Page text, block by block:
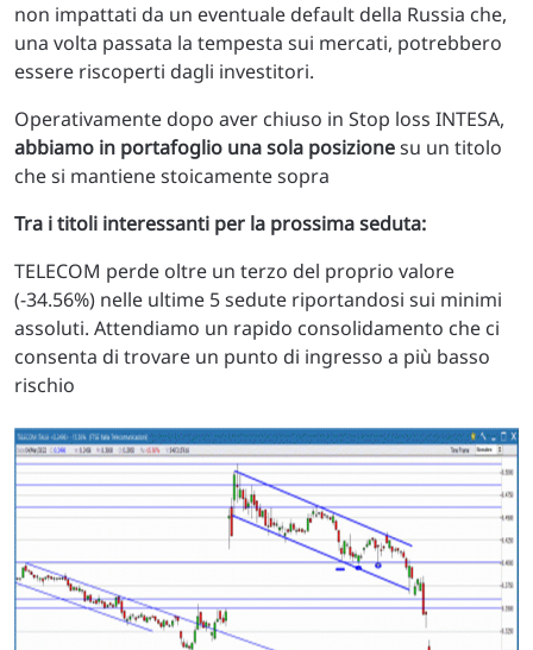
non impattati da un eventuale default della Russia che,
una volta passata la tempesta sui mercati, potrebbero
essere riscoperti dagli investitori.
Operativamente dopo aver chiuso in Stop loss INTESA,
abbiamo in portafoglio una sola posizionesu un titolo
che si mantiene stoicamente sopra
Tra i titoli interessanti per la prossima seduta:
TELECOM perde oltre un terzo del proprio valore
(-34.56%) nelle ultime 5 sedute riportandosi sui minimi
assoluti. Attendiamo un rapido consolidamento che ci
consenta di trovare un punto di ingresso a più basso
rischio